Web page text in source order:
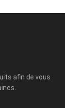
afin de vous